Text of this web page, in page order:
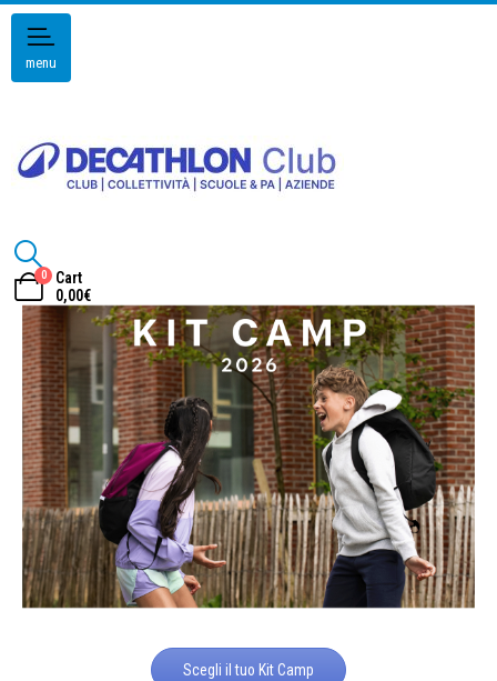
menu
0
Cart
0,00€
Scegli il tuo Kit Camp